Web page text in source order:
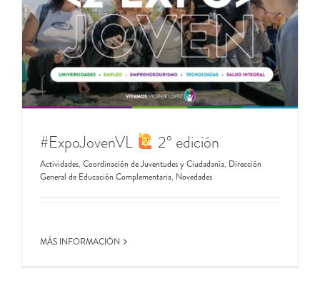
#ExpoJovenVL 2° edición
Actividades, Coordinación de Juventudes y Ciudadanía, Dirección
General de Educación Complementaria, Novedades
MÁS INFORMACIÓN